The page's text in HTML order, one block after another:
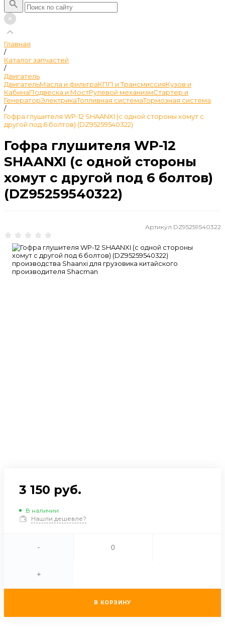
Главная
/
Каталог запчастей
/
Двигатель
ДвигательМасла и фильтраКПП и ТрансмиссияКузов и
КабинаПодвеска и МостРулевой механизмСтартер и
ГенераторЭлектрикаТопливная системаТормозная система
/
Гофра глушителя WP-12 SHAANXI (с одной стороны хомут с
другой под 6 болтов) (DZ95259540322)
Гофра глушителя WP-12
SHAANXI (с одной стороны
хомут с другой под 6 болтов)
(DZ95259540322)
Артикул DZ95259540322
3 150 руб.
В наличии
Нашли дешевле?
-
+
В КОРЗИНУ